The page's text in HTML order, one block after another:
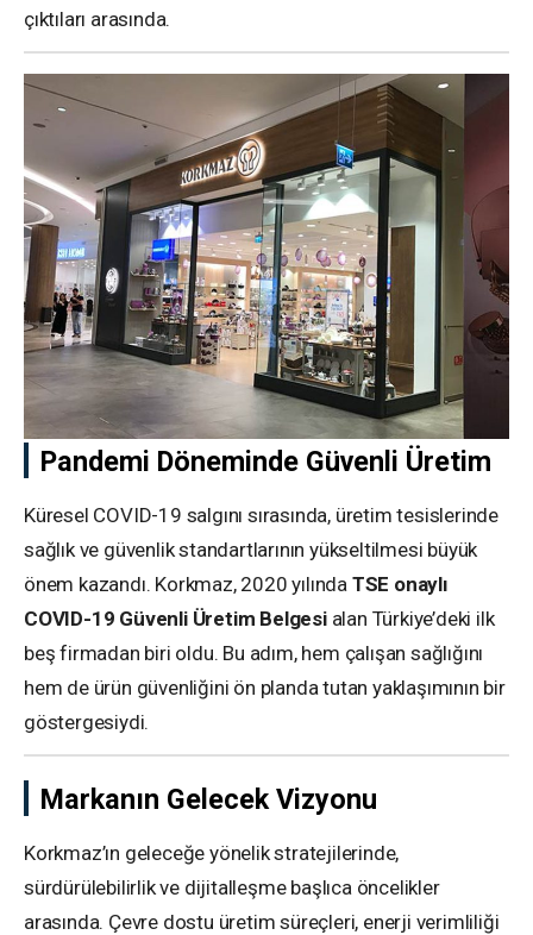
çıktıları arasında.
Pandemi Döneminde Güvenli Üretim
Küresel COVID-19 salgını sırasında, üretim tesislerinde
sağlık ve güvenlik standartlarının yükseltilmesi büyük
önem kazandı. Korkmaz, 2020 yılında TSE onaylı
COVID-19 Güvenli Üretim Belgesialan Türkiye’deki ilk
beş firmadan biri oldu. Bu adım, hem çalışan sağlığını
hem de ürün güvenliğini ön planda tutan yaklaşımının bir
göstergesiydi.
Markanın Gelecek Vizyonu
Korkmaz’ın geleceğe yönelik stratejilerinde,
sürdürülebilirlik ve dijitalleşme başlıca öncelikler
arasında. Çevre dostu üretim süreçleri, enerji verimliliği